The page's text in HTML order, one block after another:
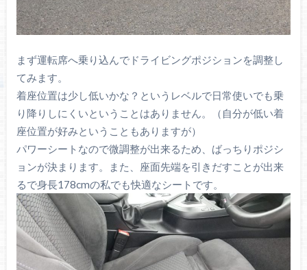
まず運転席へ乗り込んでドライビングポジションを調整し
てみます。
着座位置は少し低いかな？というレベルで日常使いでも乗
り降りしにくいということはありません。（自分が低い着
座位置が好みということもありますが）
パワーシートなので微調整が出来るため、ばっちりポジシ
ョンが決まります。また、座面先端を引きだすことが出来
るで身長178cmの私でも快適なシートです。